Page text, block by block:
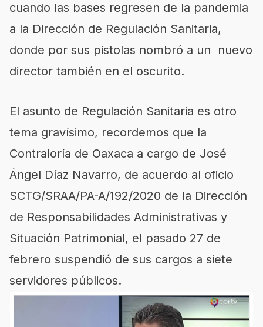
cuando las bases regresen de la pandemia
a la Dirección de Regulación Sanitaria,
donde por sus pistolas nombró a un nuevo
director también en el oscurito.
El asunto de Regulación Sanitaria es otro
tema gravísimo, recordemos que la
Contraloría de Oaxaca a cargo de José
Ángel Díaz Navarro, de acuerdo al oficio
SCTG/SRAA/PA-A/192/2020 de la Dirección
de Responsabilidades Administrativas y
Situación Patrimonial, el pasado 27 de
febrero suspendió de sus cargos a siete
servidores públicos.